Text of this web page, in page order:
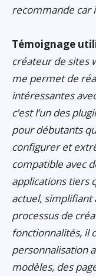
recommande car
Témoignage
créateur de sites
me permet de
intéressantes
c’est l’un des
pour débutants
configurer et
compatible avec
applications tiers
actuel, simplifiant
processus de
fonctionnalités, il
personnalisation
modèles, des